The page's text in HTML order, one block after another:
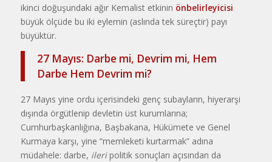
ikinci doğuşundaki ağır Kemalist etkinin önbelirleyicisi
büyük ölçüde bu iki eylemin (aslında tek süreçtir) payı
büyüktür.
27 Mayıs: Darbe mi, Devrim mi, Hem
Darbe Hem Devrim mi?
27 Mayıs yine ordu içerisindeki genç subayların, hiyerarşi
dışında örgütlenip devletin üst kurumlarına;
Cumhurbaşkanlığına, Başbakana, Hükümete ve Genel
Kurmaya karşı, yine “memleketi kurtarmak” adına
müdahele: darbe, ileripolitik sonuçları açısından da